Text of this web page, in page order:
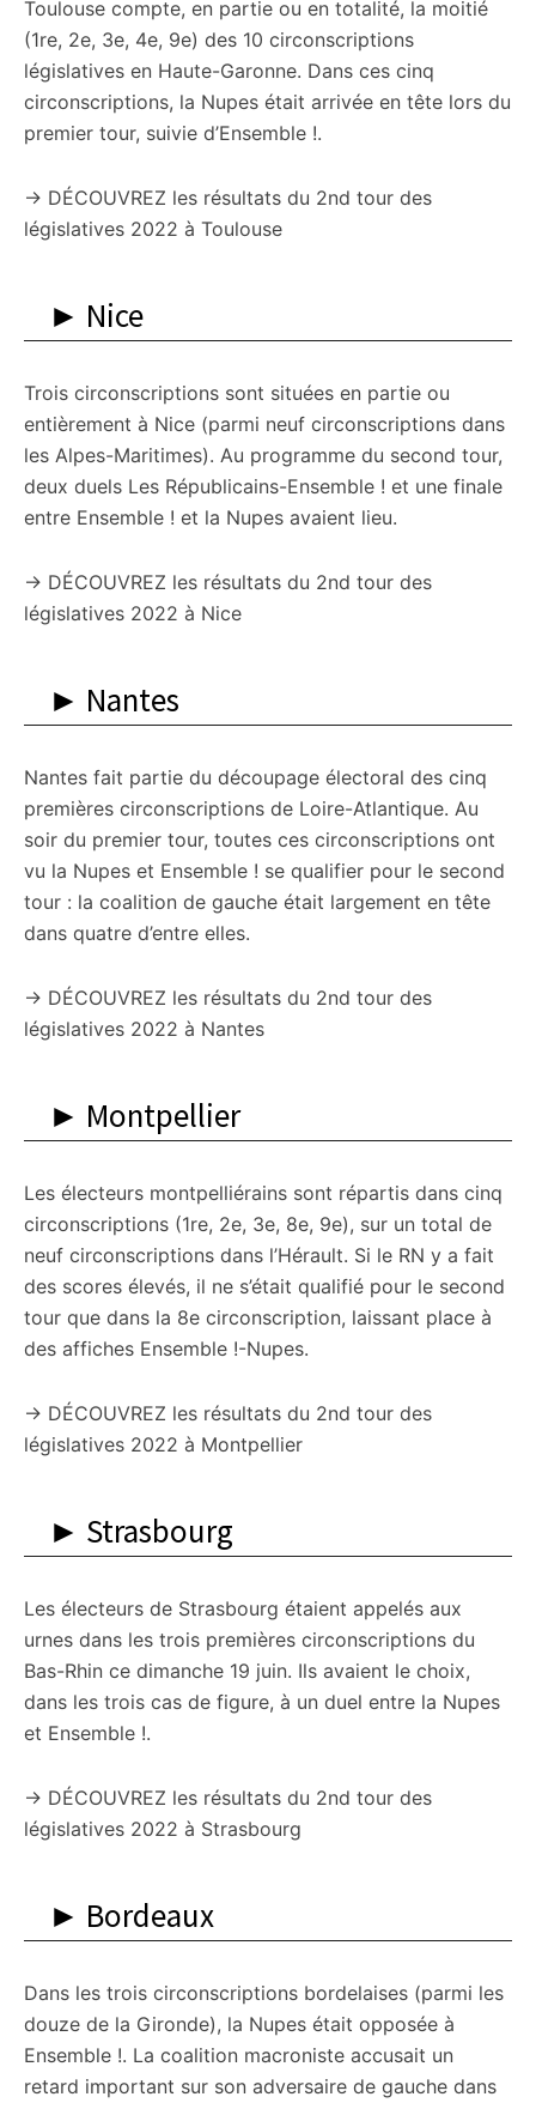
Toulouse compte, en partie ou en totalité, la moitié
(1re, 2e, 3e, 4e, 9e) des 10 circonscriptions
législatives en Haute-Garonne. Dans ces cinq
circonscriptions, la Nupes était arrivée en tête lors du
premier tour, suivie d’Ensemble !.
→ DÉCOUVREZ les résultats du 2nd tour des
législatives 2022 à Toulouse
► Nice
Trois circonscriptions sont situées en partie ou
entièrement à Nice (parmi neuf circonscriptions dans
les Alpes-Maritimes). Au programme du second tour,
deux duels Les Républicains-Ensemble ! et une finale
entre Ensemble ! et la Nupes avaient lieu.
→ DÉCOUVREZ les résultats du 2nd tour des
législatives 2022 à Nice
► Nantes
Nantes fait partie du découpage électoral des cinq
premières circonscriptions de Loire-Atlantique. Au
soir du premier tour, toutes ces circonscriptions ont
vu la Nupes et Ensemble ! se qualifier pour le second
tour : la coalition de gauche était largement en tête
dans quatre d’entre elles.
→ DÉCOUVREZ les résultats du 2nd tour des
législatives 2022 à Nantes
► Montpellier
Les électeurs montpelliérains sont répartis dans cinq
circonscriptions (1re, 2e, 3e, 8e, 9e), sur un total de
neuf circonscriptions dans l’Hérault. Si le RN y a fait
des scores élevés, il ne s’était qualifié pour le second
tour que dans la 8e circonscription, laissant place à
des affiches Ensemble !-Nupes.
→ DÉCOUVREZ les résultats du 2nd tour des
législatives 2022 à Montpellier
► Strasbourg
Les électeurs de Strasbourg étaient appelés aux
urnes dans les trois premières circonscriptions du
Bas-Rhin ce dimanche 19 juin. Ils avaient le choix,
dans les trois cas de figure, à un duel entre la Nupes
et Ensemble !.
→ DÉCOUVREZ les résultats du 2nd tour des
législatives 2022 à Strasbourg
► Bordeaux
Dans les trois circonscriptions bordelaises (parmi les
douze de la Gironde), la Nupes était opposée à
Ensemble !. La coalition macroniste accusait un
retard important sur son adversaire de gauche dans